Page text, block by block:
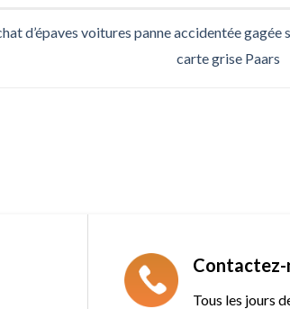
d’épaves voitures panne accidentée gagée
carte grise Paars
Contactez-
Tous les jours